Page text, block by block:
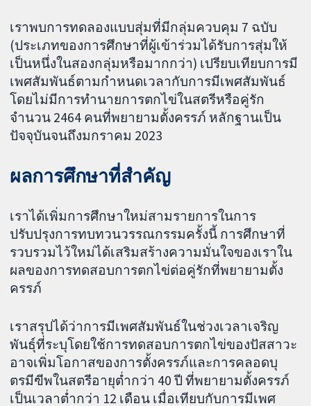
เราพบการทดลองแบบสุ่มที่มีกลุ่มควบคุม 7 ฉบับ
(ประเภทของการศึกษาที่ผู้เข้าร่วมได้รับการสุ่มให้
เป็นหนึ่งในสองกลุ่มหรือมากกว่า) เปรียบเทียบการมี
เพศสัมพันธ์ตามกำหนดเวลากับการมีเพศสัมพันธ์
โดยไม่มีการทำนายการตกไข่ในสตรีหรือคู่รัก
จำนวน 2464 คนที่พยายามตั้งครรภ์ หลักฐานเป็น
ปัจจุบันจนถึงมกราคม 2023
ผลการศึกษาที่สำคัญ
เราได้เพิ่มการศึกษาใหม่สามรายการในการ
ปรับปรุงการทบทวนวรรณกรรมครั้งนี้ การศึกษาที่
รวบรวมไว้ใหม่ได้เสริมสร้างความมั่นใจของเราใน
ผลของการทดสอบการตกไข่ต่อคู่รักที่พยายามตั้ง
ครรภ์
เราสรุปได้ว่าการมีเพศสัมพันธ์ในช่วงเวลาเจริญ
พันธุ์ที่ระบุโดยใช้การทดสอบการตกไข่ของปัสสาวะ
อาจเพิ่มโอกาสของการตั้งครรภ์และการคลอดบุ
ตรมีฃีพในสตรีอายุต่ำกว่า 40 ปี ที่พยายามตั้งครรภ์
เป็นเวลาต่ำกว่า 12 เดือน เมื่อเทียบกับการมีเพศ